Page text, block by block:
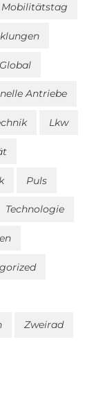
Mobilitätstag
Global
Antriebe
Lkw
Puls
Technologie
Zweirad